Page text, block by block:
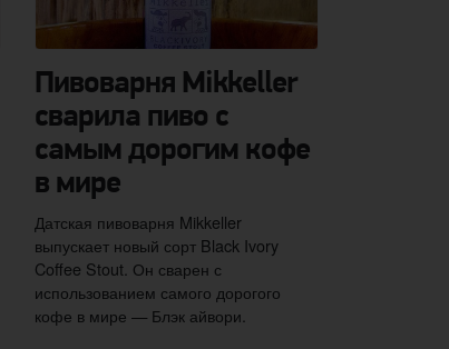
Пивоварня Mikkeller
сварила пиво с
самым дорогим кофе
в мире
Датская пивоварня Mikkeller
выпускает новый сорт Black Ivory
Coffee Stout. Он сварен с
использованием самого дорогого
кофе в мире — Блэк айвори.